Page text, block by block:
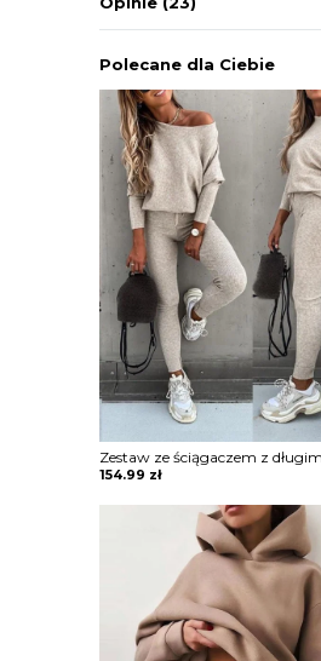
Polecane dla Ciebie
154.99 zł